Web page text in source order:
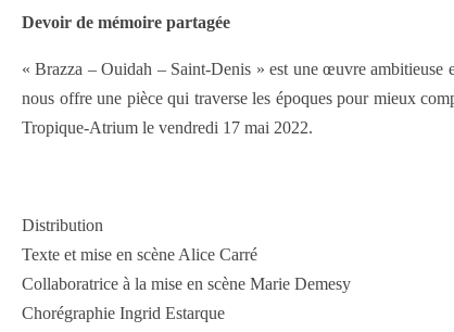
Devoir de mémoire partagée
« Brazza – Ouidah – Saint-Denis » est une œuvre ambitieuse
nous offre une pièce qui traverse les époques pour mieux
Tropique-Atrium le vendredi 17 mai 2022.
Distribution
Texte et mise en scène Alice Carré
Collaboratrice à la mise en scène Marie Demesy
Chorégraphie Ingrid Estarque